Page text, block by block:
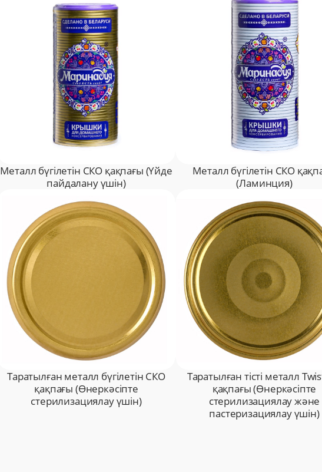
Металл бүгілетін СКО қақпағы (Үйде
пайдалану үшін)
Металл бүгілетін СКО
(Ламинция)
Таратылған металл бүгілетін СКО
қақпағы (Өнеркәсіпте
стерилизациялау үшін)
Таратылған тісті металл
қақпағы (Өнеркәсіпте
стерилизациялау және
пастеризациялау үшін)